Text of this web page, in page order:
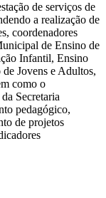
de serviços de
a realização de
coordenadores
de Ensino de
Infantil, Ensino
Jovens e Adultos,
como o
Secretaria
pedagógico,
de projetos